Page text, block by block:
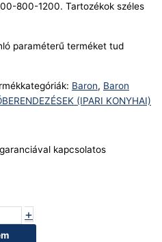
800-1200. Tartozékok széles
paraméterű terméket tud
Baron, Baron
(IPARI KONYHAI)
kapcsolatos
+